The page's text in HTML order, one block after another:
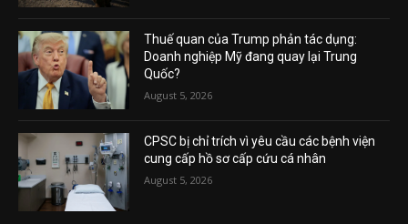
Thuế quan của Trump phản tác dụng:
Doanh nghiệp Mỹ đang quay lại Trung
Quốc?
August 5, 2026
CPSC bị chỉ trích vì yêu cầu các bệnh viện
cung cấp hồ sơ cấp cứu cá nhân
August 5, 2026